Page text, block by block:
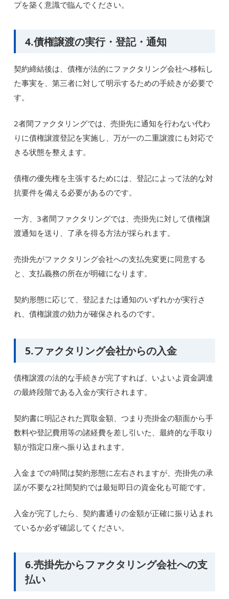
プを築く意識で臨んでください。
4.債権譲渡の実行・登記・通知
契約締結後は、債権が法的にファクタリング会社へ移転し
た事実を、第三者に対して明示するための手続きが必要で
す。
2者間ファクタリングでは、売掛先に通知を行わない代わ
りに債権譲渡登記を実施し、万が一の二重譲渡にも対応で
きる状態を整えます。
債権の優先権を主張するためには、登記によって法的な対
抗要件を備える必要があるのです。
一方、3者間ファクタリングでは、売掛先に対して債権譲
渡通知を送り、了承を得る方法が採られます。
売掛先がファクタリング会社への支払先変更に同意する
と、支払義務の所在が明確になります。
契約形態に応じて、登記または通知のいずれかが実行さ
れ、債権譲渡の効力が確保されるのです。
5.ファクタリング会社からの入金
債権譲渡の法的な手続きが完了すれば、いよいよ資金調達
の最終段階である入金が実行されます。
契約書に明記された買取金額、つまり売掛金の額面から手
数料や登記費用等の諸経費を差し引いた、最終的な手取り
額が指定口座へ振り込まれます。
入金までの時間は契約形態に左右されますが、売掛先の承
諾が不要な2社間契約では最短即日の資金化も可能です。
入金が完了したら、契約書通りの金額が正確に振り込まれ
ているか必ず確認してください。
6.売掛先からファクタリング会社への支
払い